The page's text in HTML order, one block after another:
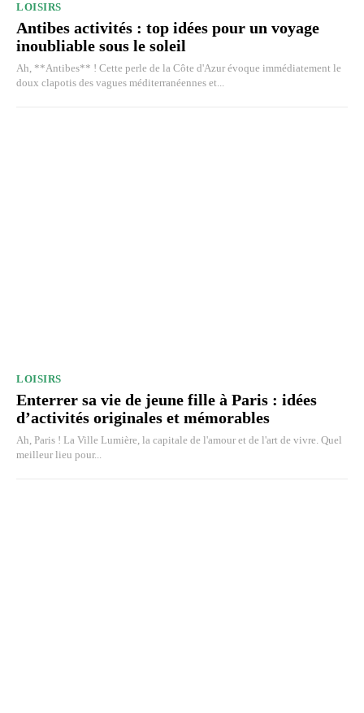
LOISIRS
Antibes activités : top idées pour un voyage
inoubliable sous le soleil
Ah, **Antibes** ! Cette perle de la Côte d'Azur évoque immédiatement le
doux clapotis des vagues méditerranéennes et...
LOISIRS
Enterrer sa vie de jeune fille à Paris : idées
d’activités originales et mémorables
Ah, Paris ! La Ville Lumière, la capitale de l'amour et de l'art de vivre. Quel
meilleur lieu pour...